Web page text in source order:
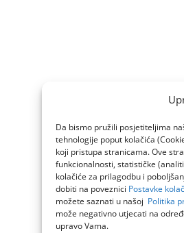
Da bismo pružili posjetiteljima
tehnologije poput kolačića
koji pristupa stranicama. Ove
funkcionalnosti, statističke
kolačiće za prilagodbu i
dobiti na poveznici Postavke
možete saznati u našoj Politika
može negativno utjecati na
upravo Vama.